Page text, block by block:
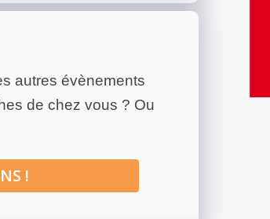
autres évènements
de chez vous ? Ou
!